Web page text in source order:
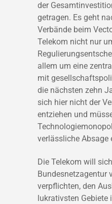
der
getragen. Es geht
Verbände beim
Telekom nicht nur
allem um eine
mit
die nächsten zehn
sich hier nicht der
entziehen und
verlässliche Absage
Die Telekom will
Bundesnetzagentur
verpflichten, den
lukrativsten Gebiete